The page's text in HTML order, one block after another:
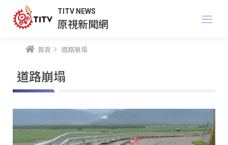
TITV NEWS
原視新聞網
首頁 道路崩塌
道路崩塌